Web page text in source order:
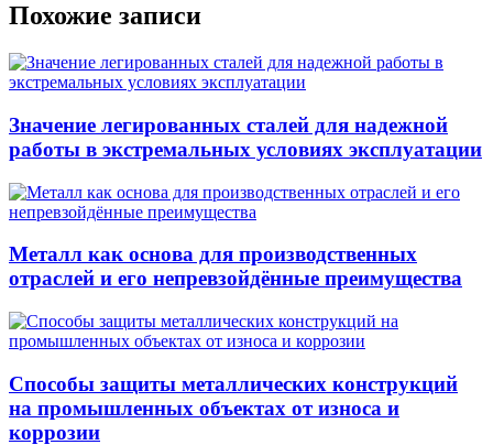
Похожие записи
Значение легированных сталей для надежной
работы в экстремальных условиях эксплуатации
Металл как основа для производственных
отраслей и его непревзойдённые преимущества
Способы защиты металлических конструкций
на промышленных объектах от износа и
коррозии